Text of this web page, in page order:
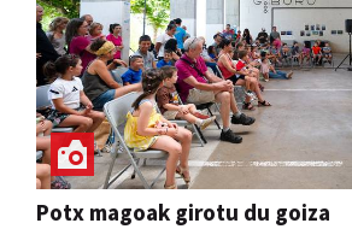
Potx magoak girotu du goiza